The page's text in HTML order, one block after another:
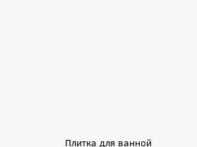
Плитка для ванной